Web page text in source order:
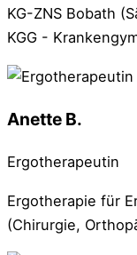
KG-ZNS Bobath
KGG -
Anette B.
Ergotherapeutin
Ergotherapie für
(Chirurgie,